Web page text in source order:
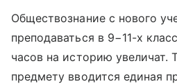
Обществознание с нового
преподаваться в 9−11-х
часов на историю увеличат.
предмету вводится единая